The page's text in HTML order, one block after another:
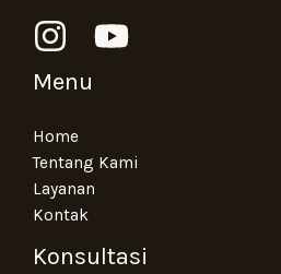
Menu
Home
Tentang Kami
Layanan
Kontak
Konsultasi